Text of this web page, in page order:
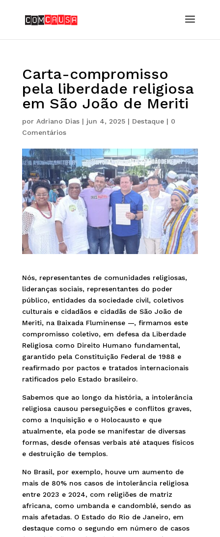
Carta-compromisso
pela liberdade religiosa
em São João de Meriti
por Adriano Dias| jun 4, 2025| Destaque| 0
Comentários
Nós, representantes de comunidades religiosas,
lideranças sociais, representantes do poder
público, entidades da sociedade civil, coletivos
culturais e cidadãos e cidadãs de São João de
Meriti, na Baixada Fluminense —, firmamos este
compromisso coletivo, em defesa da Liberdade
Religiosa como Direito Humano fundamental,
garantido pela Constituição Federal de 1988 e
reafirmado por pactos e tratados internacionais
ratificados pelo Estado brasileiro.
Sabemos que ao longo da história, a intolerância
religiosa causou perseguições e conflitos graves,
como a Inquisição e o Holocausto e que
atualmente, ela pode se manifestar de diversas
formas, desde ofensas verbais até ataques físicos
e destruição de templos.
No Brasil, por exemplo, houve um aumento de
mais de 80% nos casos de intolerância religiosa
entre 2023 e 2024, com religiões de matriz
africana, como umbanda e candomblé, sendo as
mais afetadas. O Estado do Rio de Janeiro, em
destaque como o segundo em número de casos